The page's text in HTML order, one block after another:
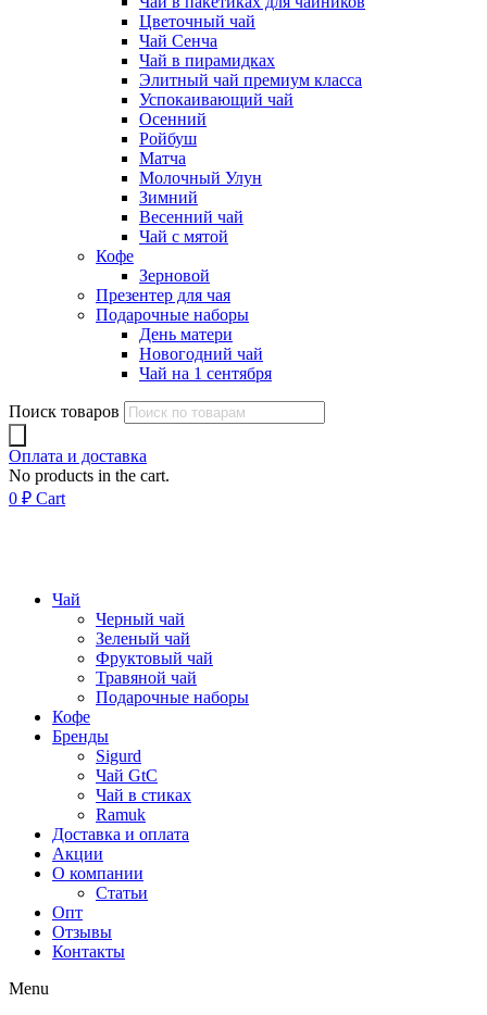
Цветочный чай
Чай Сенча
Чай в пирамидках
Элитный чай премиум класса
Успокаивающий чай
Осенний
Ройбуш
Матча
Молочный Улун
Зимний
Весенний чай
Чай с мятой
Кофе
Зерновой
Презентер для чая
Подарочные наборы
День матери
Новогодний чай
Чай на 1 сентября
Поиск товаров
Оплата и доставка
No products in the cart.
0 ₽ Cart
Чай
Черный чай
Зеленый чай
Фруктовый чай
Травяной чай
Подарочные наборы
Кофе
Бренды
Sigurd
Чай GtC
Чай в стиках
Ramuk
Доставка и оплата
Акции
О компании
Статьи
Опт
Отзывы
Контакты
Menu